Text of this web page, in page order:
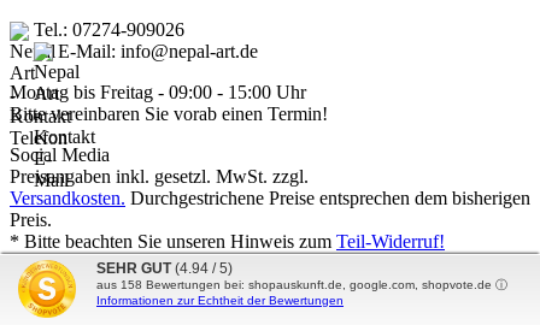
Tel.: 07274-909026
E-Mail: info@nepal-art.de
Montag bis Freitag - 09:00 - 15:00 Uhr
Bitte vereinbaren Sie vorab einen Termin!
Social Media
Preisangaben inkl. gesetzl. MwSt. zzgl.
Versandkosten. Durchgestrichene Preise entsprechen dem bisherigen
Preis.
* Bitte beachten Sie unseren Hinweis zum Teil-Widerruf!
Nepal Art - Handwerkskunst vom Dach der Welt © 2026 | Template
© 2009-2026 by modified eCommerce Shopsoftware
modified eCommerce Shopsoftware © 2009-2026
SEHR GUT (4.94 / 5)
aus 158 Bewertungen bei: shopauskunft.de, google.com, shopvote.de ⓘ
Informationen zur Echtheit der Bewertungen